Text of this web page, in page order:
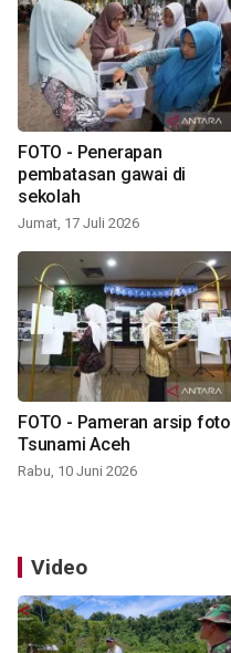
FOTO - Penerapan
pembatasan gawai di
sekolah
Jumat, 17 Juli 2026
FOTO - Pameran arsip foto
Tsunami Aceh
Rabu, 10 Juni 2026
Video